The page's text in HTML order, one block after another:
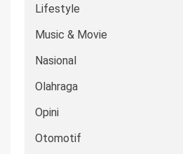
Lifestyle
Music & Movie
Nasional
Olahraga
Opini
Otomotif